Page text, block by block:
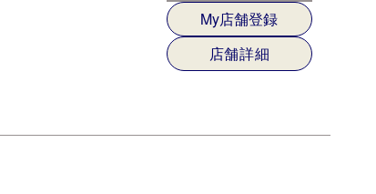
My店舗登録
店舗詳細